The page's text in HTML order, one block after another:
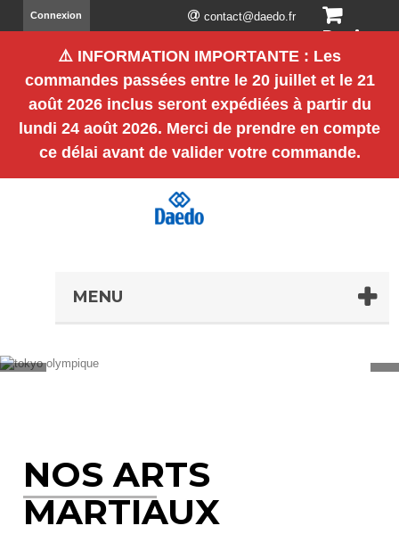
Panier
(vide)
Connexion contact@daedo.fr
⚠️ INFORMATION IMPORTANTE : Les
commandes passées entre le 20 juillet et le 21
août 2026 inclusseront expédiées à partir du
lundi 24 août 2026. Merci de prendre en compte
ce délai avant de valider votre commande.
MENU
NOS ARTS
MARTIAUX